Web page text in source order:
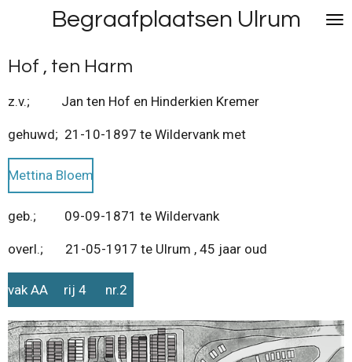
naar
de
hoofdinhoud
Begraafplaatsen Ulrum
Hof , ten Harm
z.v.; Jan ten Hof en Hinderkien Kremer
gehuwd; 21-10-1897 te Wildervank met
Mettina Bloem
geb.; 09-09-1871 te Wildervank
overl.; 21-05-1917 te Ulrum , 45 jaar oud
vak AA rij 4 nr.2